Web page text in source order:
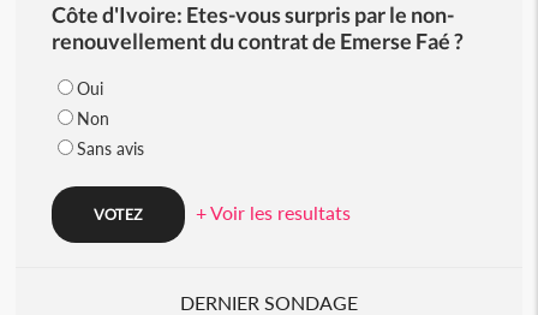
Côte d'Ivoire: Etes-vous surpris par le non-
renouvellement du contrat de Emerse Faé ?
Oui
Non
Sans avis
+ Voir les resultats
DERNIER SONDAGE